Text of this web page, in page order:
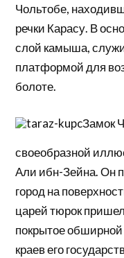
Чольтобе,
речки Карасу. В
слой камыша,
платформой для
болоте.
Замок
своеобразной
Али ибн-Зейна. Он
город на
царей тюрок
покрытое обширной
краев его